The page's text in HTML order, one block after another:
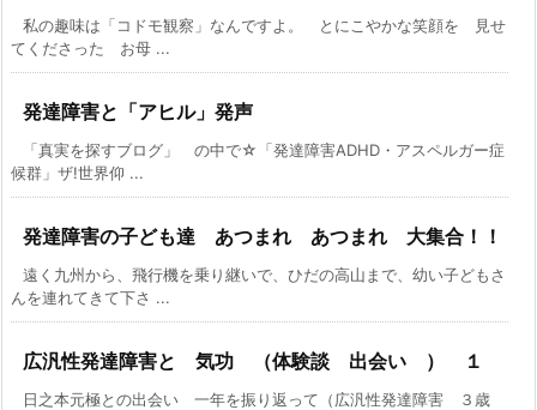
私の趣味は「コドモ観察」なんですよ。 とにこやかな笑顔を 見せ
てくださった お母 ...
発達障害と「アヒル」発声
「真実を探すブログ」 の中で☆「発達障害ADHD・アスペルガー症
候群」ザ!世界仰 ...
発達障害の子ども達 あつまれ あつまれ 大集合！！
遠く九州から、飛行機を乗り継いで、ひだの高山まで、幼い子どもさ
んを連れてきて下さ ...
広汎性発達障害と 気功 （体験談 出会い ） １
日之本元極との出会い 一年を振り返って（広汎性発達障害 ３歳